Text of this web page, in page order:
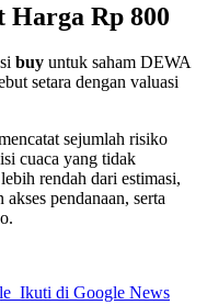
Harga Rp 800
buy untuk saham DEWA
setara dengan valuasi
sejumlah risiko
cuaca yang tidak
rendah dari estimasi,
pendanaan, serta
Ikuti di Google News